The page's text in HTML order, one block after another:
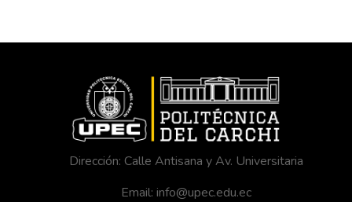
Dirección: Calle Antisana y Av. Universitaria
Email: info@upec.edu.ec